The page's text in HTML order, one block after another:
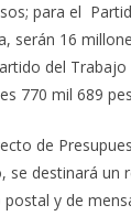
para el
serán 16
del
770 mil 689
de
se destinará un
y de